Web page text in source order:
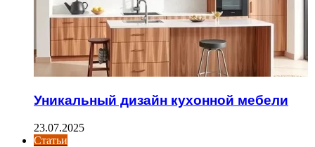
Уникальный дизайн кухонной мебели
23.07.2025
Статьи